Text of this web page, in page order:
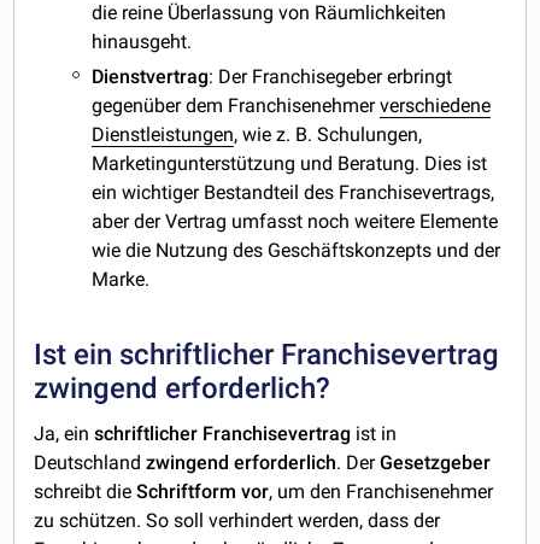
die reine Überlassung von Räumlichkeiten
hinausgeht.
Dienstvertrag: Der Franchisegeber erbringt
gegenüber dem Franchisenehmerverschiedene
Dienstleistungen, wie z. B. Schulungen,
Marketingunterstützung und Beratung. Dies ist
ein wichtiger Bestandteil des Franchisevertrags,
aber der Vertrag umfasst noch weitere Elemente
wie die Nutzung des Geschäftskonzepts und der
Marke.
Ist ein schriftlicher Franchisevertrag
zwingend erforderlich?
Ja, einschriftlicher Franchisevertrag ist in
Deutschlandzwingend erforderlich. DerGesetzgeber
schreibt dieSchriftform vor, um den Franchisenehmer
zu schützen. So soll verhindert werden, dass der